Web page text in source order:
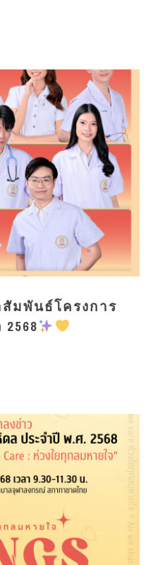
มพันธ์โครงการ